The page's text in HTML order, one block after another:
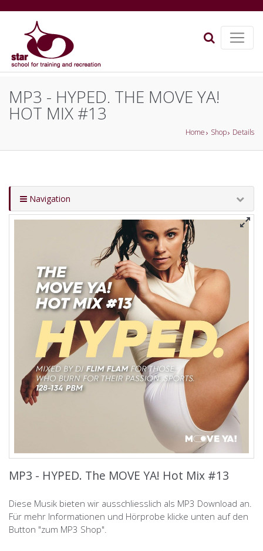
MP3 - HYPED. THE MOVE YA!
HOT MIX #13
Home Shop Details
Navigation
MP3 - HYPED. The MOVE YA! Hot Mix #13
Diese Musik bieten wir ausschliesslich als MP3 Download an.
Für mehr Informationen und Hörprobe klicke unten auf den
Button "zum MP3 Shop".